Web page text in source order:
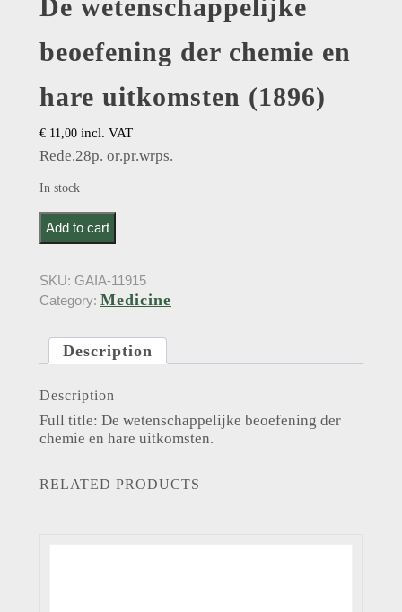
De wetenschappelijke
beoefening der chemie en
hare uitkomsten (1896)
€ 11,00 incl. VAT
Rede.28p. or.pr.wrps.
In stock
Bakhuis Roozeboom, H.. De wetenschappelijke
beoefening der chemie en hare uitkomsten (1896)
Add to cart
SKU: GAIA-11915
Category: Medicine
Description
Description
Full title: De wetenschappelijke beoefening der
chemie en hare uitkomsten.
RELATED PRODUCTS